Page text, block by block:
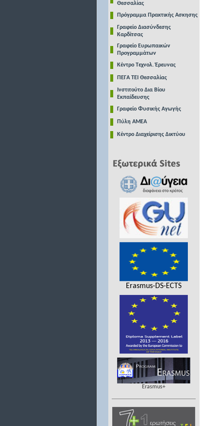
Θεσσαλίας
Πρόγραμμα Πρακτικής Ασκησης
Γραφείο Διασύνδεσης
Καρδίτσας
Γραφείο Ευρωπαικών
Προγραμμάτων
Κέντρο Τεχνολ. Έρευνας
ΠΕΓΑ ΤΕΙ Θεσσαλίας
Ινστιτούτο Δια Βίου
Εκπαίδευσης
Γραφείο Φυσικής Αγωγής
Πύλη ΑΜΕΑ
Κέντρο Διαχείρισης Δικτύου
Erasmus-DS-ECTS
Erasmus+